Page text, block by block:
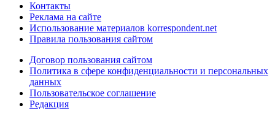
Контакты
Реклама на сайте
Использование материалов korrespondent.net
Правила пользования сайтом
Договор пользования сайтом
Политика в сфере конфиденциальности и персональных
данных
Пользовательское соглашение
Редакция